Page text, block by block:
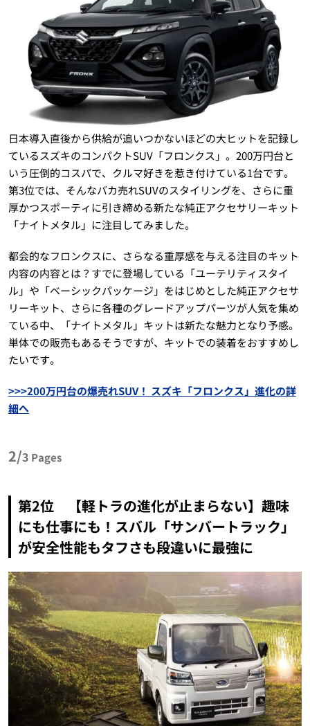
日本導入直後から供給が追いつかないほどの大ヒットを記録し
ているスズキのコンパクトSUV「フロンクス」。200万円台と
いう圧倒的コスパで、クルマ好きを惹き付けている1台です。
第3位では、そんなバカ売れSUVのスタイリングを、さらに重
厚かつスポーティに引き締める新たな純正アクセサリーキット
「ナイトメタル」に注目してみました。
都会的なフロンクスに、さらなる重厚感を与える注目のキット
内容の内容とは？すでに登場している「ユーテリティスタイ
ル」や「ベーシックパッケージ」をはじめとした純正アクセサ
リーキット、さらに各種のグレードアップパーツが人気を集め
ている中、「ナイトメタル」キットは新たな魅力となり予感。
単体での販売もあるそうですが、キットでの装着をおすすめし
たいです。
>>>200万円台の爆売れSUV！ スズキ「フロンクス」進化の詳
細へ
2/3 Pages
第2位 【軽トラの進化が止まらない】趣味
にも仕事にも！スバル「サンバートラック」
が安全性能もタフさも段違いに最強に